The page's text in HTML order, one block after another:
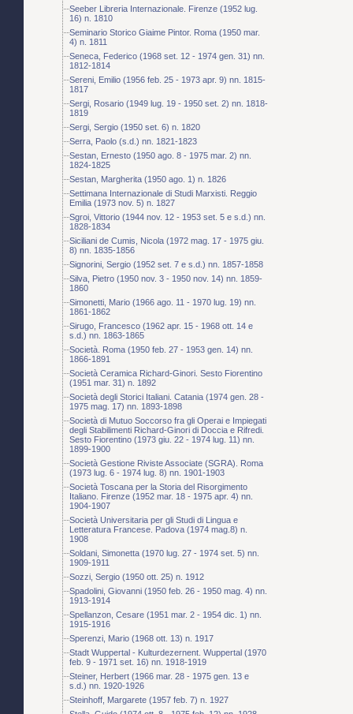
Seeber Libreria Internazionale. Firenze (1952 lug.
16) n. 1810
Seminario Storico Giaime Pintor. Roma (1950 mar.
4) n. 1811
Seneca, Federico (1968 set. 12 - 1974 gen. 31) nn.
1812-1814
Sereni, Emilio (1956 feb. 25 - 1973 apr. 9) nn. 1815-
1817
Sergi, Rosario (1949 lug. 19 - 1950 set. 2) nn. 1818-
1819
Sergi, Sergio (1950 set. 6) n. 1820
Serra, Paolo (s.d.) nn. 1821-1823
Sestan, Ernesto (1950 ago. 8 - 1975 mar. 2) nn.
1824-1825
Sestan, Margherita (1950 ago. 1) n. 1826
Settimana Internazionale di Studi Marxisti. Reggio
Emilia (1973 nov. 5) n. 1827
Sgroi, Vittorio (1944 nov. 12 - 1953 set. 5 e s.d.) nn.
1828-1834
Siciliani de Cumis, Nicola (1972 mag. 17 - 1975 giu.
8) nn. 1835-1856
Signorini, Sergio (1952 set. 7 e s.d.) nn. 1857-1858
Silva, Pietro (1950 nov. 3 - 1950 nov. 14) nn. 1859-
1860
Simonetti, Mario (1966 ago. 11 - 1970 lug. 19) nn.
1861-1862
Sirugo, Francesco (1962 apr. 15 - 1968 ott. 14 e
s.d.) nn. 1863-1865
Società. Roma (1950 feb. 27 - 1953 gen. 14) nn.
1866-1891
Società Ceramica Richard-Ginori. Sesto Fiorentino
(1951 mar. 31) n. 1892
Società degli Storici Italiani. Catania (1974 gen. 28 -
1975 mag. 17) nn. 1893-1898
Società di Mutuo Soccorso fra gli Operai e Impiegati
degli Stabilimenti Richard-Ginori di Doccia e Rifredi.
Sesto Fiorentino (1973 giu. 22 - 1974 lug. 11) nn.
1899-1900
Società Gestione Riviste Associate (SGRA). Roma
(1973 lug. 6 - 1974 lug. 8) nn. 1901-1903
Società Toscana per la Storia del Risorgimento
Italiano. Firenze (1952 mar. 18 - 1975 apr. 4) nn.
1904-1907
Società Universitaria per gli Studi di Lingua e
Letteratura Francese. Padova (1974 mag.8) n.
1908
Soldani, Simonetta (1970 lug. 27 - 1974 set. 5) nn.
1909-1911
Sozzi, Sergio (1950 ott. 25) n. 1912
Spadolini, Giovanni (1950 feb. 26 - 1950 mag. 4) nn.
1913-1914
Spellanzon, Cesare (1951 mar. 2 - 1954 dic. 1) nn.
1915-1916
Sperenzi, Mario (1968 ott. 13) n. 1917
Stadt Wuppertal - Kulturdezernent. Wuppertal (1970
feb. 9 - 1971 set. 16) nn. 1918-1919
Steiner, Herbert (1966 mar. 28 - 1975 gen. 13 e
s.d.) nn. 1920-1926
Steinhoff, Margarete (1957 feb. 7) n. 1927